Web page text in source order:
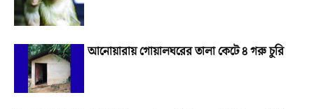
আনোয়ারায় গোয়ালঘরের তালা কেটে ৪ গরু চুরি